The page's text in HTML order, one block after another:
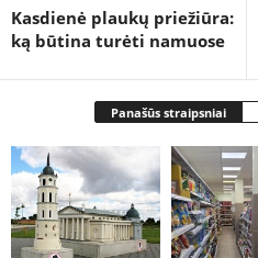
Kasdienė plaukų priežiūra:
ką būtina turėti namuose
Panašūs straipsniai